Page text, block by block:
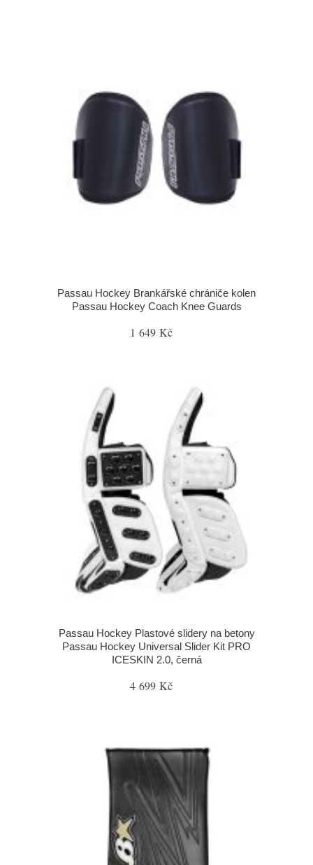
Passau Hockey Brankářské chrániče kolen
Passau Hockey Coach Knee Guards
1 649 Kč
Passau Hockey Plastové slidery na betony
Passau Hockey Universal Slider Kit PRO
ICESKIN 2.0, černá
4 699 Kč